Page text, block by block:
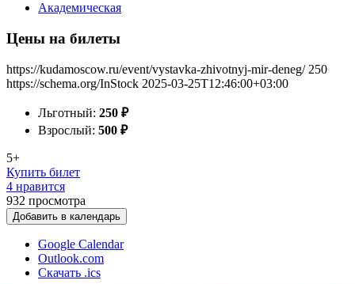
Академическая
Цены на билеты
https://kudamoscow.ru/event/vystavka-zhivotnyj-mir-deneg/ 250
https://schema.org/InStock 2025-03-25T12:46:00+03:00
Льготный: 250 ₽
Взрослый: 500 ₽
5+
Купить билет
4 нравится
932 просмотра
Добавить в календарь
Google Calendar
Outlook.com
Скачать .ics